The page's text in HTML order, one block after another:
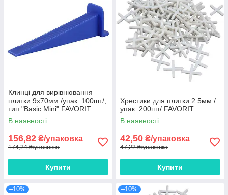
Клинці для вирівнювання
плитки 9х70мм /упак. 100шт/,
тип "Basic Mini" FAVORIT
В наявності
156,82 ₴/упаковка
174,24 ₴/упаковка
Купити
Хрестики для плитки 2.5мм /
упак. 200шт/ FAVORIT
В наявності
42,50 ₴/упаковка
47,22 ₴/упаковка
Купити
–10% –10%